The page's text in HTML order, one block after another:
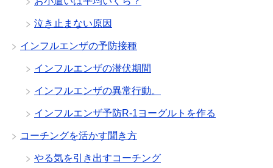
泣き止まない原因
インフルエンザの予防接種
インフルエンザの潜伏期間
インフルエンザの異常行動。
インフルエンザ予防R-1ヨーグルトを作る
コーチングを活かす聞き方
やる気を引き出すコーチング